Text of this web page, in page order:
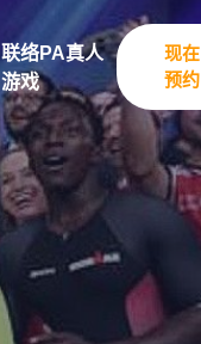
联络PA真人
游戏
现在
预约